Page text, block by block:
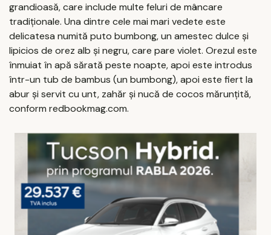
grandioasă, care include multe feluri de mâncare
tradiționale. Una dintre cele mai mari vedete este
delicatesa numită puto bumbong, un amestec dulce și
lipicios de orez alb și negru, care pare violet. Orezul este
înmuiat în apă sărată peste noapte, apoi este introdus
într-un tub de bambus (un bumbong), apoi este fiert la
abur și servit cu unt, zahăr și nucă de cocos mărunțită,
conform redbookmag.com.